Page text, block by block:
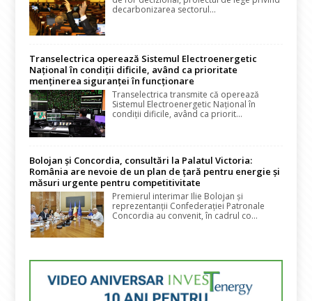
decarbonizarea sectorul...
Transelectrica operează Sistemul Electroenergetic
Național în condiții dificile, având ca prioritate
menținerea siguranței în funcționare
Transelectrica transmite că operează
Sistemul Electroenergetic Național în
condiții dificile, având ca priorit...
Bolojan și Concordia, consultări la Palatul Victoria:
România are nevoie de un plan de țară pentru energie și
măsuri urgente pentru competitivitate
Premierul interimar Ilie Bolojan și
reprezentanții Confederației Patronale
Concordia au convenit, în cadrul co...